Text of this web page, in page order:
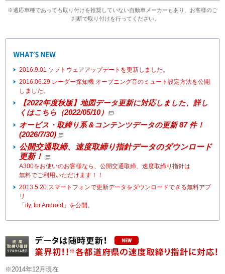
※適応車種であっても取り付けを推奨していない自動車メーカーもあり、お客様のご
判断で取り付けを行ってください。
2016.9.01 ソフトウェアアップデートを更新しました。
2016.06.29 レーダー探知機 オープニング音のミュート設定方法を公開
しました。
【2022年度秋版】地図データ更新に対応しました、詳し
くはこちら（2022/05/10）
オービス・取締り系＆コンテンツデータの更新 87 件！
(2026/7/30)
公開交通取締、速度取締り指針データのダウンロード
更新！
A300をお使いのお客様なら、公開交通取締、速度取締り指針は
無料でご利用いただけます！！
2013.5.20 スマートフォンで更新データをダウンロードできる無料アプ
リ
「ity. for Android」を公開。
※2014年12月現在